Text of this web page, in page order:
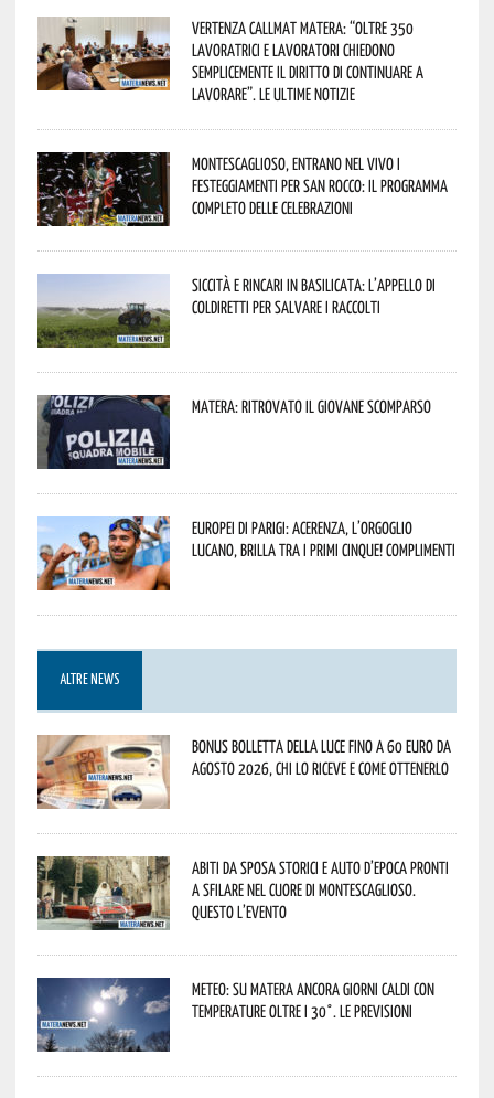
Vertenza CallMat Matera: “Oltre 350
lavoratrici e lavoratori chiedono
semplicemente il diritto di continuare a
lavorare”. Le ultime notizie
Montescaglioso, entrano nel vivo i
festeggiamenti per San Rocco: il programma
completo delle celebrazioni
Siccità e rincari in Basilicata: l’appello di
Coldiretti per salvare i raccolti
Matera: ritrovato il giovane scomparso
Europei di Parigi: Acerenza, l’orgoglio
lucano, brilla tra i primi cinque! Complimenti
ALTRE NEWS
Bonus bolletta della luce fino a 60 euro da
agosto 2026, chi lo riceve e come ottenerlo
Abiti da sposa storici e auto d’epoca pronti
a sfilare nel cuore di Montescaglioso.
Questo l’evento
Meteo: su Matera ancora giorni caldi con
temperature oltre i 30°. Le previsioni